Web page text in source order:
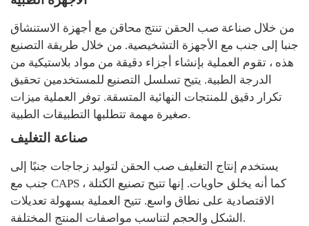
من خلال صناعة صب الحقن تنتج محاقن مع أجهزة الاستنشاق
جنبا إلى جنب مع الأجهزة التشخيصية. من خلال طريقة التصنيع
هذه ، تقوم العملية بإنشاء أجزاء دقيقة من مواد بلاستيكية من
الدرجة الطبية. يتيح تسلسل التصنيع للمستخدمين تحقيق
تكرار دقيق للمنتجات النهائية المتسقة. توفر العملية ميزات
صغيرة مهمة تتطلبها التطبيقات الطبية.
صناعة التغليف
يستخدم إنتاج التغليف صب الحقن لتوليد زجاجات جنبًا إلى
جنب مع CAPS ، كما أنه يخلق حاويات. إنها تتيح تصنيع الكتلة
الاقتصادية على نطاق واسع. تتيح العملية بسهولة تعديلات
الشكل والحجم لتناسب مواصفات المنتج المختلفة.